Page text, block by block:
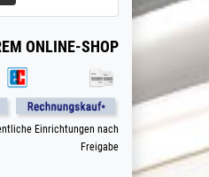
ONLINE-SHOP
Einrichtungen nach
Freigabe